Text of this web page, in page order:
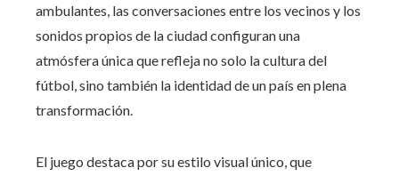
ambulantes, las conversaciones entre los vecinos y los
sonidos propios de la ciudad configuran una
atmósfera única que refleja no solo la cultura del
fútbol, sino también la identidad de un país en plena
transformación.
El juego destaca por su estilo visual único, que